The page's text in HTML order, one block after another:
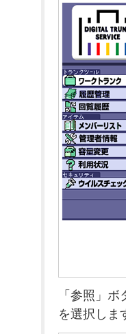
「参照」
を選択しま